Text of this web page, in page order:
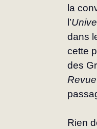
la
l’
dans
cette
des
Rien